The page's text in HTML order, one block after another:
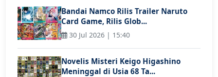
Bandai Namco Rilis Trailer Naruto
Card Game, Rilis Glob...
30 Jul 2026 | 15:40
Novelis Misteri Keigo Higashino
Meninggal di Usia 68 Ta...